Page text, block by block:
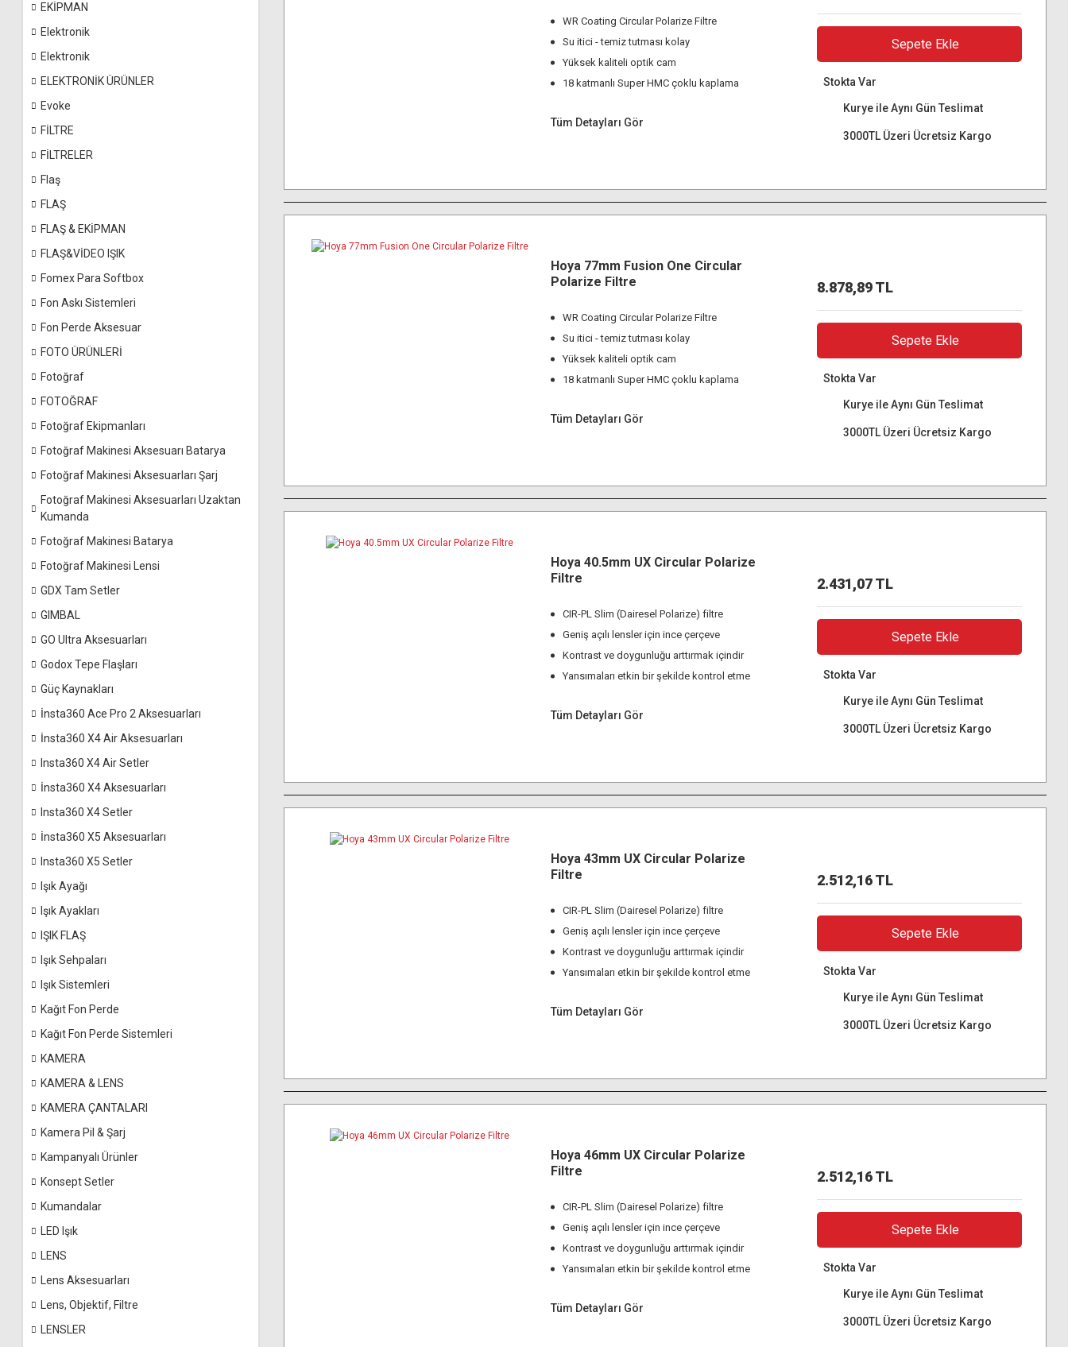
EKİPMAN
Elektronik
Elektronik
ELEKTRONİK ÜRÜNLER
Evoke
FİLTRE
FİLTRELER
Flaş
FLAŞ
FLAŞ & EKİPMAN
FLAŞ&VİDEO IŞIK
Fomex Para Softbox
Fon Askı Sistemleri
Fon Perde Aksesuar
FOTO ÜRÜNLERİ
Fotoğraf
FOTOĞRAF
Fotoğraf Ekipmanları
Fotoğraf Makinesi Aksesuarı Batarya
Fotoğraf Makinesi Aksesuarları Şarj
Fotoğraf Makinesi Aksesuarları Uzaktan
Kumanda
Fotoğraf Makinesi Batarya
Fotoğraf Makinesi Lensi
GDX Tam Setler
GIMBAL
GO Ultra Aksesuarları
Godox Tepe Flaşları
Güç Kaynakları
İnsta360 Ace Pro 2 Aksesuarları
İnsta360 X4 Air Aksesuarları
Insta360 X4 Air Setler
İnsta360 X4 Aksesuarları
Insta360 X4 Setler
İnsta360 X5 Aksesuarları
Insta360 X5 Setler
Işık Ayağı
Işık Ayakları
IŞIK FLAŞ
Işık Sehpaları
Işık Sistemleri
Kağıt Fon Perde
Kağıt Fon Perde Sistemleri
KAMERA
KAMERA & LENS
KAMERA ÇANTALARI
Kamera Pil & Şarj
Kampanyalı Ürünler
Konsept Setler
Kumandalar
LED Işık
LENS
Lens Aksesuarları
Lens, Objektif, Filtre
LENSLER
WR Coating Circular Polarize Filtre
Su itici - temiz tutması kolay
Yüksek kaliteli optik cam
18 katmanlı Super HMC çoklu kaplama
Tüm Detayları Gör
Sepete Ekle
Stokta Var
Kurye ile Aynı Gün Teslimat
3000TL Üzeri Ücretsiz Kargo
Hoya 77mm Fusion One Circular
Polarize Filtre
WR Coating Circular Polarize Filtre
Su itici - temiz tutması kolay
Yüksek kaliteli optik cam
18 katmanlı Super HMC çoklu kaplama
Tüm Detayları Gör
8.878,89 TL
Sepete Ekle
Stokta Var
Kurye ile Aynı Gün Teslimat
3000TL Üzeri Ücretsiz Kargo
Hoya 40.5mm UX Circular Polarize
Filtre
CIR-PL Slim (Dairesel Polarize) filtre
Geniş açılı lensler için ince çerçeve
Kontrast ve doygunluğu arttırmak içindir
Yansımaları etkin bir şekilde kontrol etme
Tüm Detayları Gör
2.431,07 TL
Sepete Ekle
Stokta Var
Kurye ile Aynı Gün Teslimat
3000TL Üzeri Ücretsiz Kargo
Hoya 43mm UX Circular Polarize
Filtre
CIR-PL Slim (Dairesel Polarize) filtre
Geniş açılı lensler için ince çerçeve
Kontrast ve doygunluğu arttırmak içindir
Yansımaları etkin bir şekilde kontrol etme
Tüm Detayları Gör
2.512,16 TL
Sepete Ekle
Stokta Var
Kurye ile Aynı Gün Teslimat
3000TL Üzeri Ücretsiz Kargo
Hoya 46mm UX Circular Polarize
Filtre
CIR-PL Slim (Dairesel Polarize) filtre
Geniş açılı lensler için ince çerçeve
Kontrast ve doygunluğu arttırmak içindir
Yansımaları etkin bir şekilde kontrol etme
Tüm Detayları Gör
2.512,16 TL
Sepete Ekle
Stokta Var
Kurye ile Aynı Gün Teslimat
3000TL Üzeri Ücretsiz Kargo